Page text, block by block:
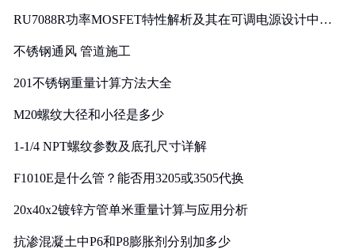
RU7088R功率MOSFET特性解析及其在可调电源设计中的
不锈钢通风 管道施工
201不锈钢重量计算方法大全
M20螺纹大径和小径是多少
1-1/4 NPT螺纹参数及底孔尺寸详解
F1010E是什么管？能否用3205或3505代换
20x40x2镀锌方管单米重量计算与应用分析
抗渗混凝土中P6和P8膨胀剂分别加多少